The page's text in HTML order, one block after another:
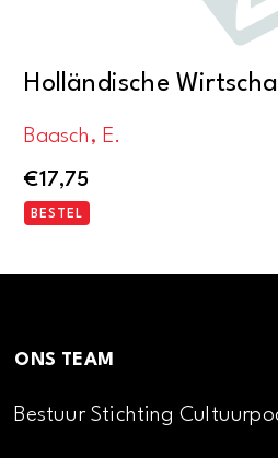
Holländische
Baasch, E.
€17,75
BESTEL
ONS TEAM
Bestuur Stichting